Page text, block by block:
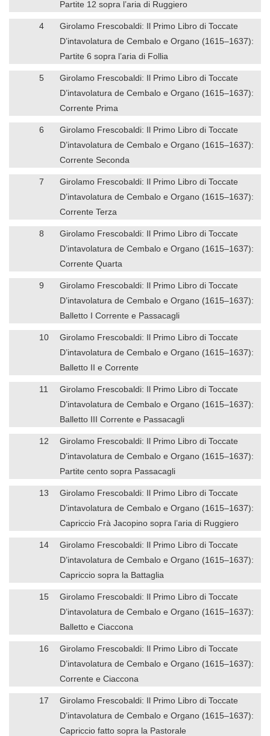
Partite 12 sopra l’aria di Ruggiero
4
Girolamo Frescobaldi: Il Primo Libro di Toccate
D’intavolatura de Cembalo e Organo (1615–1637):
Partite 6 sopra l’aria di Follia
5
Girolamo Frescobaldi: Il Primo Libro di Toccate
D’intavolatura de Cembalo e Organo (1615–1637):
Corrente Prima
6
Girolamo Frescobaldi: Il Primo Libro di Toccate
D’intavolatura de Cembalo e Organo (1615–1637):
Corrente Seconda
7
Girolamo Frescobaldi: Il Primo Libro di Toccate
D’intavolatura de Cembalo e Organo (1615–1637):
Corrente Terza
8
Girolamo Frescobaldi: Il Primo Libro di Toccate
D’intavolatura de Cembalo e Organo (1615–1637):
Corrente Quarta
9
Girolamo Frescobaldi: Il Primo Libro di Toccate
D’intavolatura de Cembalo e Organo (1615–1637):
Balletto I Corrente e Passacagli
10
Girolamo Frescobaldi: Il Primo Libro di Toccate
D’intavolatura de Cembalo e Organo (1615–1637):
Balletto II e Corrente
11
Girolamo Frescobaldi: Il Primo Libro di Toccate
D’intavolatura de Cembalo e Organo (1615–1637):
Balletto III Corrente e Passacagli
12
Girolamo Frescobaldi: Il Primo Libro di Toccate
D’intavolatura de Cembalo e Organo (1615–1637):
Partite cento sopra Passacagli
13
Girolamo Frescobaldi: Il Primo Libro di Toccate
D’intavolatura de Cembalo e Organo (1615–1637):
Capriccio Frà Jacopino sopra l’aria di Ruggiero
14
Girolamo Frescobaldi: Il Primo Libro di Toccate
D’intavolatura de Cembalo e Organo (1615–1637):
Capriccio sopra la Battaglia
15
Girolamo Frescobaldi: Il Primo Libro di Toccate
D’intavolatura de Cembalo e Organo (1615–1637):
Balletto e Ciaccona
16
Girolamo Frescobaldi: Il Primo Libro di Toccate
D’intavolatura de Cembalo e Organo (1615–1637):
Corrente e Ciaccona
17
Girolamo Frescobaldi: Il Primo Libro di Toccate
D’intavolatura de Cembalo e Organo (1615–1637):
Capriccio fatto sopra la Pastorale